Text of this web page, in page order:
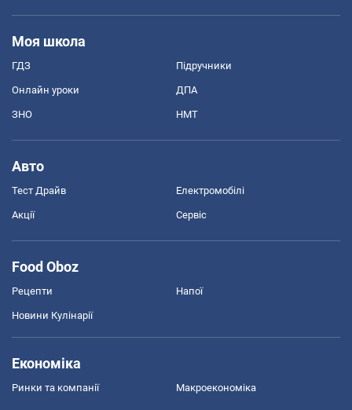
Моя школа
ГДЗ Підручники
Онлайн уроки ДПА
ЗНО НМТ
Авто
Тест Драйв Електромобілі
Акції Сервіс
Food Oboz
Рецепти Напої
Новини Кулінарії
Економіка
Ринки та компанії Макроекономіка